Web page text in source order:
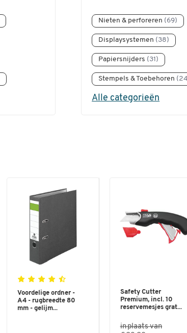
Nieten & perforeren (69)
Displaysystemen (38)
Papiersnijders (31)
Stempels & Toebehoren
Alle categorieën
Voordelige ordner -
A4 - rugbreedte 80
mm - gelijm...
Safety Cutter
Premium, incl. 10
reservemesjes grat...
in plaats van